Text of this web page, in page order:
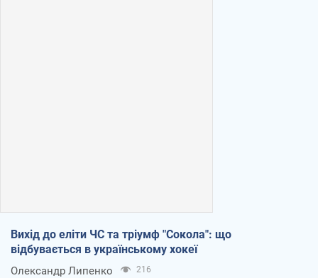
Вихід до еліти ЧС та тріумф "Сокола": що
відбувається в українському хокеї
Олександр Липенко 216